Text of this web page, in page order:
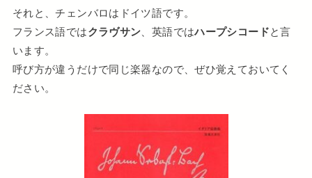
それと、チェンバロはドイツ語です。
フランス語ではクラヴサン、英語ではハープシコードと言
います。
呼び方が違うだけで同じ楽器なので、ぜひ覚えておいてく
ださい。